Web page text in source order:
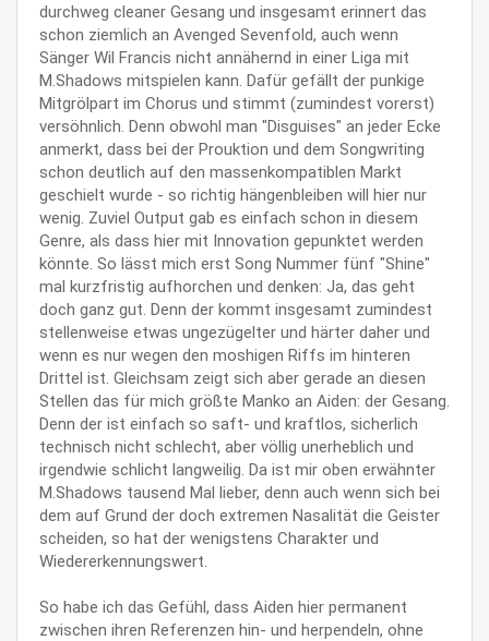
durchweg cleaner Gesang und insgesamt erinnert das
schon ziemlich an Avenged Sevenfold, auch wenn
Sänger Wil Francis nicht annähernd in einer Liga mit
M.Shadows mitspielen kann. Dafür gefällt der punkige
Mitgrölpart im Chorus und stimmt (zumindest vorerst)
versöhnlich. Denn obwohl man "Disguises" an jeder Ecke
anmerkt, dass bei der Prouktion und dem Songwriting
schon deutlich auf den massenkompatiblen Markt
geschielt wurde - so richtig hängenbleiben will hier nur
wenig. Zuviel Output gab es einfach schon in diesem
Genre, als dass hier mit Innovation gepunktet werden
könnte. So lässt mich erst Song Nummer fünf "Shine"
mal kurzfristig aufhorchen und denken: Ja, das geht
doch ganz gut. Denn der kommt insgesamt zumindest
stellenweise etwas ungezügelter und härter daher und
wenn es nur wegen den moshigen Riffs im hinteren
Drittel ist. Gleichsam zeigt sich aber gerade an diesen
Stellen das für mich größte Manko an Aiden: der Gesang.
Denn der ist einfach so saft- und kraftlos, sicherlich
technisch nicht schlecht, aber völlig unerheblich und
irgendwie schlicht langweilig. Da ist mir oben erwähnter
M.Shadows tausend Mal lieber, denn auch wenn sich bei
dem auf Grund der doch extremen Nasalität die Geister
scheiden, so hat der wenigstens Charakter und
Wiedererkennungswert.
So habe ich das Gefühl, dass Aiden hier permanent
zwischen ihren Referenzen hin- und herpendeln, ohne